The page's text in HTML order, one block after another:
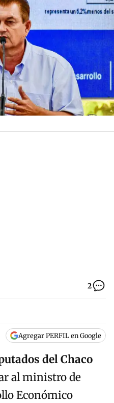
2
Agregar PERFIL en Google
del Chaco
al ministro de
Económico